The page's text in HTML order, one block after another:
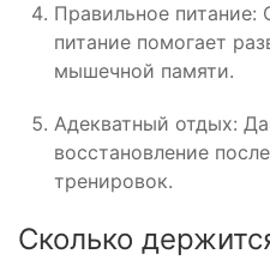
Правильное питание:
питание помогает
мышечной памяти.
Адекватный отдых:
восстановление
тренировок.
Сколько